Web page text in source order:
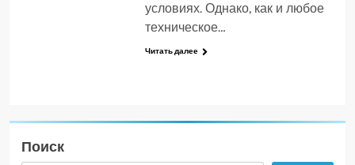
условиях. Однако, как и любое
техническое…
Читать далее
Поиск